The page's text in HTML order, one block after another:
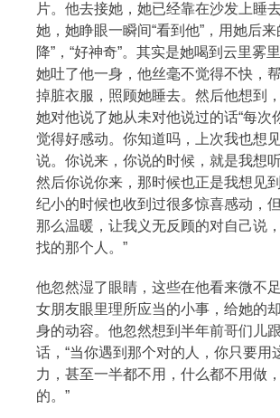
片。他去接她，她已经靠在沙发上睡
她，她睁眼一瞬间“看到他”，用她后
降”，“好神奇”。其实是她喝到云里雾
她吐了他一身，他丝毫不觉得不快，
掉脏衣服，照顾她睡去。然后他想到
她对他说了她从未对他说过的话“每次
觉得好感动。你知道吗，上次我也想
说。你说来，你说的时候，就是我想
然后你说你来，那时候也正是我想见
纪小的时候也收到过很多惊喜感动，
那么温暖，让我义无反顾的对自己说
找的那个人。”
他忽然湿了眼睛，这些在他看来微不
女朋友眼里理所应当的小事，给她的
身的动容。他忽然想到半年前哥们儿
话，“当你遇到那个对的人，你只要用
力，甚至一半都不用，什么都不用做
的。”